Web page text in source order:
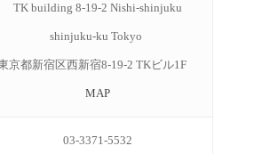
TK building 8-19-2 Nishi-shinjuku
shinjuku-ku Tokyo
京都新宿区西新宿8-19-2 TKビル1F
MAP
03-3371-5532